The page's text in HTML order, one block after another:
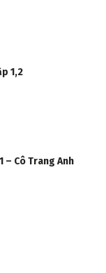
1,2
– Cô Trang Anh